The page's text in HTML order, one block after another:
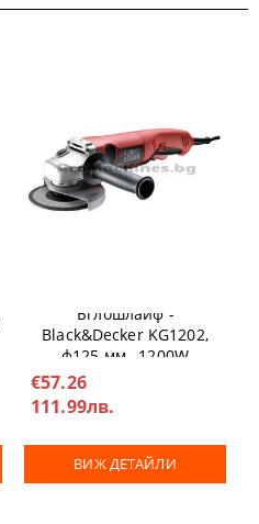
Ъглошлайф -
Black&Decker KG1202,
ф125 мм., 1200W
€57.26
111.99лв.
ВИЖ ДЕТАЙЛИ